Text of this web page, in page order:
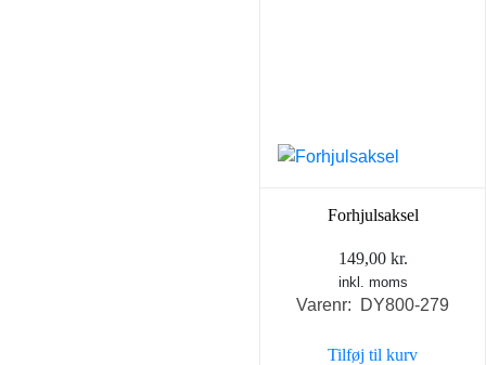
Forhjulsaksel
149,00 kr.
inkl. moms
Varenr: DY800-279
Tilføj til kurv